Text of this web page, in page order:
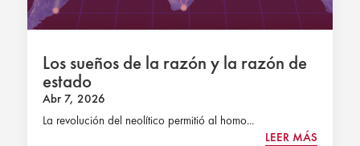
Los sueños de la razón y la razón de
estado
Abr 7, 2026
La revolución del neolítico permitió al homo...
LEER MÁS